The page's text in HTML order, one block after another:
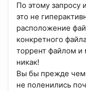
По этому запросу
это не
расположение
конкретного
торрент файлом и
никак!
Вы бы прежде чем
не поленились